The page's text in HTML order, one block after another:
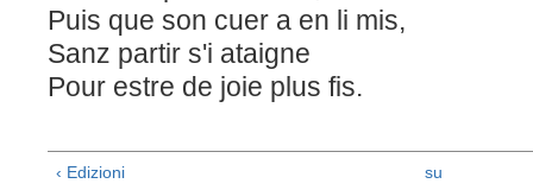
Puis que son cuer a en li mis,
Sanz partir s'i ataigne
Pour estre de joie plus fis.
‹ Edizioni su